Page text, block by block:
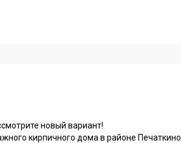
новый вариант!
кирпичного дома в районе Печаткино.